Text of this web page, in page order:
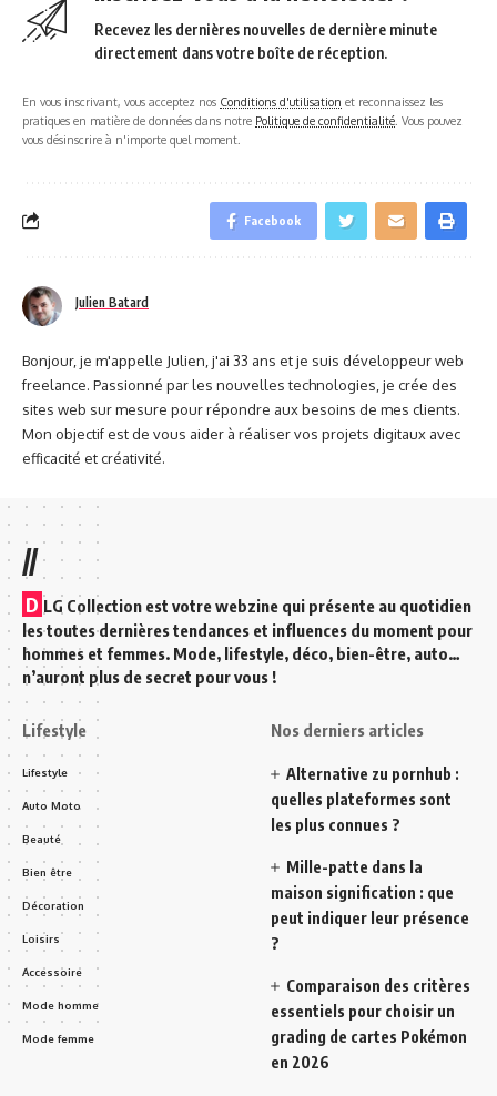
Recevez les dernières nouvelles de dernière minute
directement dans votre boîte de réception.
En vous inscrivant, vous acceptez nos Conditions d'utilisation et reconnaissez les
pratiques en matière de données dans notre Politique de confidentialité . Vous pouvez
vous désinscrire à n'importe quel moment.
Facebook
Julien Batard
Bonjour, je m'appelle Julien, j'ai 33 ans et je suis développeur web
freelance. Passionné par les nouvelles technologies, je crée des
sites web sur mesure pour répondre aux besoins de mes clients.
Mon objectif est de vous aider à réaliser vos projets digitaux avec
efficacité et créativité.
//
D LG Collection est votre webzine qui présente au quotidien
les toutes dernières tendances et influences du moment pour
hommes et femmes. Mode, lifestyle, déco, bien-être, auto…
n’auront plus de secret pour vous !
Lifestyle
Lifestyle
Auto Moto
Beauté
Bien être
Décoration
Loisirs
Accessoire
Mode homme
Mode femme
Nos derniers articles
Alternative zu pornhub :
quelles plateformes sont
les plus connues ?
Mille-patte dans la
maison signification : que
peut indiquer leur présence
?
Comparaison des critères
essentiels pour choisir un
grading de cartes Pokémon
en 2026